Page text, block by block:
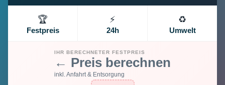
🏆
Festpreis
⚡
24h
♻️
Umwelt
IHR BERECHNETER FESTPREIS
← Preis berechnen
inkl. Anfahrt & Entsorgung